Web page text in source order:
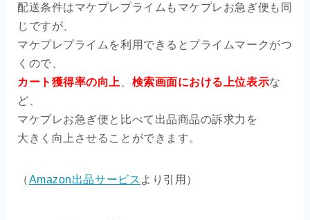
配送条件はマケプレプライムもマケプレお急ぎ便も同
じですが、
マケプレプライムを利用できるとプライムマークがつ
くので、
カート獲得率の向上
検索画面における上位表示な
ど、
マケプレお急ぎ便と比べて出品商品の訴求力を
大きく向上させることができます。
（Amazon出品サービス より引用）